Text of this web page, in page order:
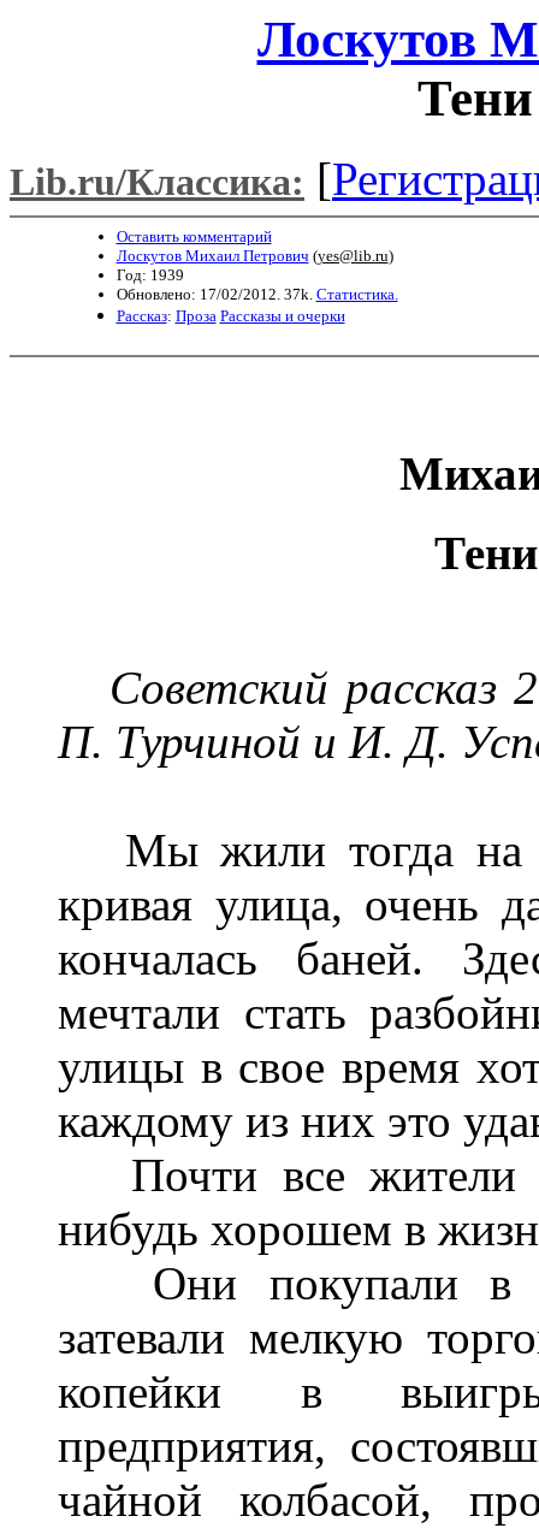
Лоскутов
Lib.ru/Классика: [
Оставить комментарий
Лоскутов Михаил Петрович (yes@lib.ru)
Год: 1939
Обновлено: 17/02/2012. 37k. Статистика.
Рассказ: Проза Рассказы и очерки
Советский рассказ
П. Турчиной и И. Д. Ус
Мы жили тогда на
кривая улица, очень
кончалась баней.
мечтали стать
улицы в свое время
каждому из них это
Почти все жители
нибудь хорошем в
Они покупали в
затевали мелкую
копейки в
предприятия,
чайной колбасой,